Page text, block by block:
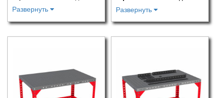
Развернуть Развернуть